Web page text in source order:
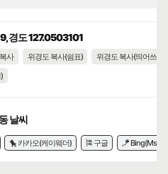
경도 127.0503101
사 위경도 복사(쉼표)
위경도 복사(띄어쓰기)
날씨
🐤 카카오(케이웨더) 🎏 구글 🪁 Bing(Msn)